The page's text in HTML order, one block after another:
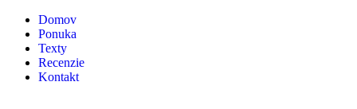
Domov
Ponuka
Texty
Recenzie
Kontakt